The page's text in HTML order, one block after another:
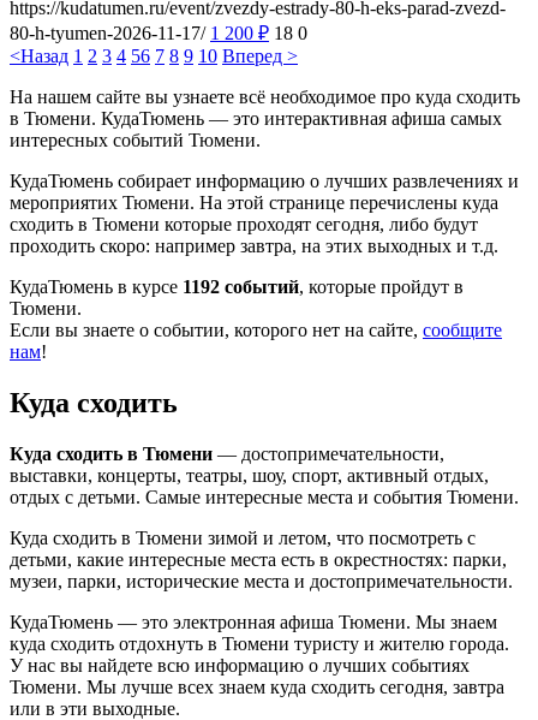
https://kudatumen.ru/event/zvezdy-estrady-80-h-eks-parad-zvezd-
80-h-tyumen-2026-11-17/ 1 200 ₽ 18 0
<Назад 1 2 3 4 56 7 8 9 10 Вперед >
На нашем сайте вы узнаете всё необходимое про куда сходить
в Тюмени. КудаТюмень — это интерактивная афиша самых
интересных событий Тюмени.
КудаТюмень собирает информацию о лучших развлечениях и
мероприятих Тюмени. На этой странице перечислены куда
сходить в Тюмени которые проходят сегодня, либо будут
проходить скоро: например завтра, на этих выходных и т.д.
КудаТюмень в курсе 1192 событий, которые пройдут в
Тюмени.
Если вы знаете о событии, которого нет на сайте, сообщите
нам!
Куда сходить
Куда сходить в Тюмени — достопримечательности,
выставки, концерты, театры, шоу, спорт, активный отдых,
отдых с детьми. Самые интересные места и события Тюмени.
Куда сходить в Тюмени зимой и летом, что посмотреть с
детьми, какие интересные места есть в окрестностях: парки,
музеи, парки, исторические места и достопримечательности.
КудаТюмень — это электронная афиша Тюмени. Мы знаем
куда сходить отдохнуть в Тюмени туристу и жителю города.
У нас вы найдете всю информацию о лучших событиях
Тюмени. Мы лучше всех знаем куда сходить сегодня, завтра
или в эти выходные.